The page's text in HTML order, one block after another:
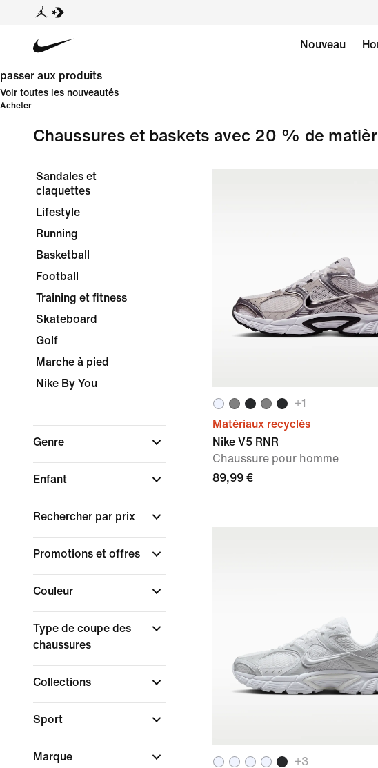
Nouveau
passer aux produits
Voir toutes les nouveautés
Acheter
Chaussures et baskets avec 20 % de
Sandales et
claquettes
Lifestyle
Running
Basketball
Football
Training et fitness
Skateboard
Golf
Marche à pied
Nike By You
Genre
Enfant
Rechercher par prix
Promotions et offres
Couleur
Type de coupe des
chaussures
Collections
Sport
Marque
+1
Matériaux recyclés
Nike V5 RNR
Chaussure pour homme
89,99 €
+3